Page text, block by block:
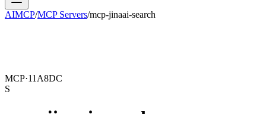
AIMCP/MCP Servers/mcp-jinaai-search
MCP·11A8DC
S